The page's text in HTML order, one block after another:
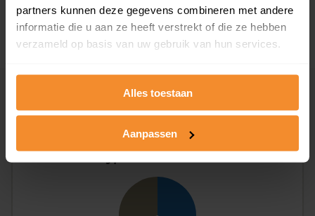
partners kunnen deze gegevens combineren met andere
informatie die u aan ze heeft verstrekt of die ze hebben
verzameld op basis van uw gebruik van hun services.
Alles toestaan
Aanpassen
2008 of later
0%